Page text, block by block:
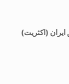
ایران (اکثریت)